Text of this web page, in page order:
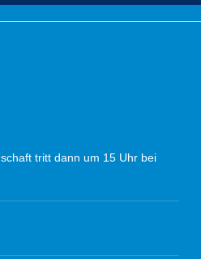
tritt dann um 15 Uhr bei